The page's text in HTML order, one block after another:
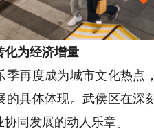
化为经济增量
度成为城市文化热点
的具体体现。武侯区在深
同发展的动人乐章。